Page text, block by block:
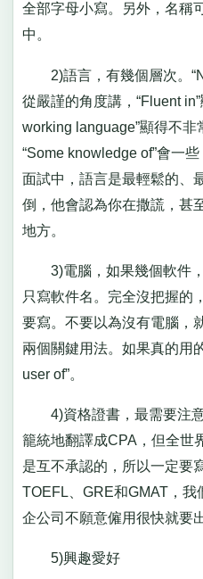
全部字母小寫。另外，名稱
中。
2)語言，有幾個層次。
從嚴謹的角度講，“Fluent
working language”顯得不非
“Some knowledge of”會一
面試中，語言是最輕鬆的、
倒，他會認為你在撒謊，甚
地方。
3)電腦，如果幾個軟件，
只寫軟件名。完全沒把握的
要寫。不要以為沒有電腦，
兩個關鍵用法。如果真的用
user of”。
4)資格證書，最需要注意
籠統地翻譯成CPA，但全世
是互不承認的，所以一定要
TOEFL、GRE和GMAT，
企公司不願意僱用很快就要
5)興趣愛好